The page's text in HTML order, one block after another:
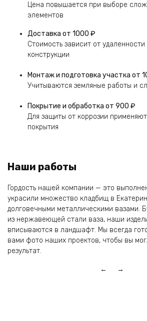
Цена повышается при выборе
элементов
Доставка от 1000 ₽
Стоимость зависит от
конструкции
Монтаж и подготовка участка от
Учитываются земляные работы и
Покрытие и обработка от 900 ₽
Для защиты от коррозии
покрытия
Наши работы
Гордость нашей компании — это
украсили множество кладбищ в
долговечными металлическими вазами.
из нержавеющей стали ваза, наши
вписываются в ландшафт. Мы всегда
вами фото наших проектов, чтобы вы
результат.
← →